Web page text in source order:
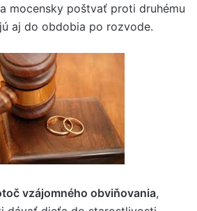
mocensky poštvať proti druhému
aj do obdobia po rozvode.
vzájomného obviňovania,